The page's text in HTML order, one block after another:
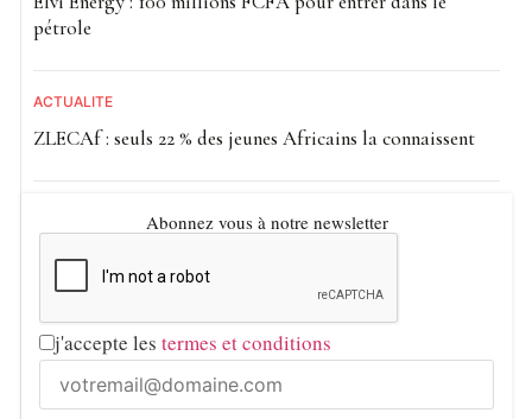
pétrole
ACTUALITE
ZLECAf : seuls 22 % des jeunes Africains la connaissent
Abonnez vous à notre newsletter
j'accepte les termes et conditions